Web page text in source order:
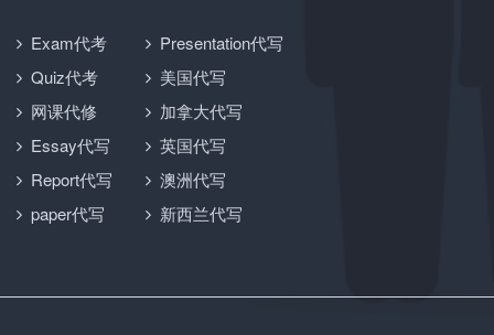
Exam代考
Quiz代考
网课代修
Essay代写
Report代写
paper代写
Presentation代写
美国代写
加拿大代写
英国代写
澳洲代写
新西兰代写